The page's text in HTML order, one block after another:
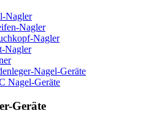
Nagler
Nagler
Nagler
Nagler
Nagel-Geräte
Nagel-Geräte
Geräte